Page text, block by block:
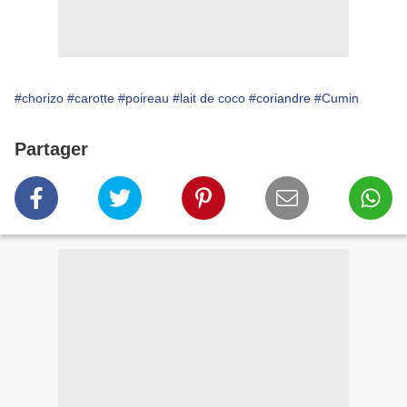
#chorizo #carotte #poireau #lait de coco #coriandre #Cumin
Partager